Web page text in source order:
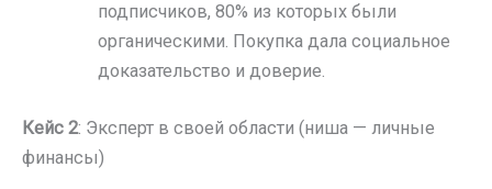
подписчиков, 80% из которых были
органическими. Покупка дала социальное
доказательство и доверие.
Кейс 2: Эксперт в своей области (ниша — личные
финансы)